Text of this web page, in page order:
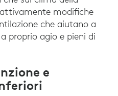
modifiche
che aiutano a
proprio agio e pieni di
e